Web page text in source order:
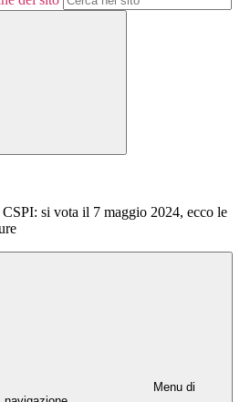
si vota il 7 maggio 2024, ecco le
Menu di